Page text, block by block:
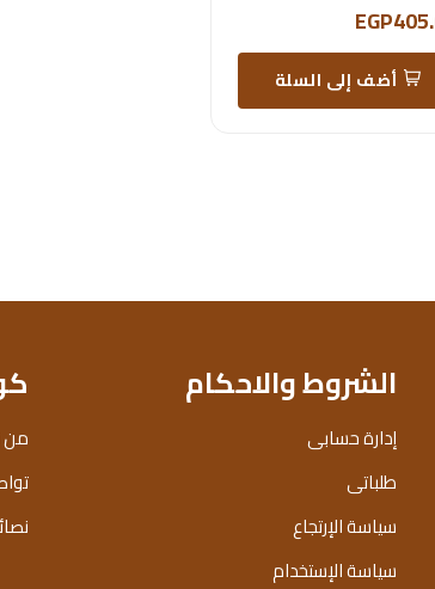
أضف إلى السلة
الشروط والاحكام
إدارة حسابى
طلباتى
سياسة الإرتجاع
سياسة الإستخدام
من